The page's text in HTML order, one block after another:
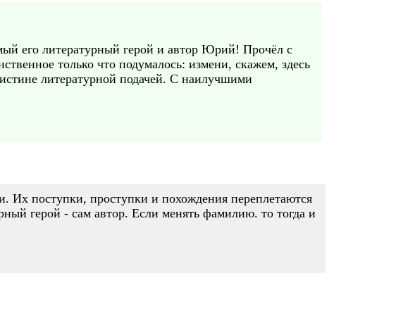
его литературный герой и автор Юрий! Прочёл с
только что подумалось: измени, скажем, здесь
литературной подачей. С наилучшими
Их поступки, проступки и похождения переплетаются
герой - сам автор. Если менять фамилию. то тогда и